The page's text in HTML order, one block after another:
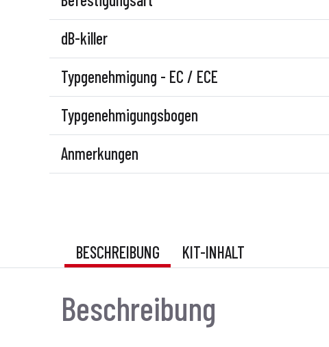
dB-killer
Typgenehmigung - EC / ECE
Typgenehmigungsbogen
Anmerkungen
BESCHREIBUNG KIT-INHALT
Beschreibung